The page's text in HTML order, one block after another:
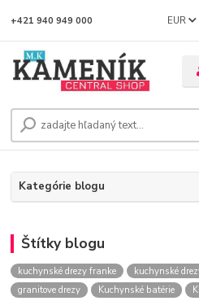
EUR
+421 940 949 000
Kategórie blogu
Štítky blogu
kuchynské drezy franke kuchynské
granitove drezy
Kuchynské batérie